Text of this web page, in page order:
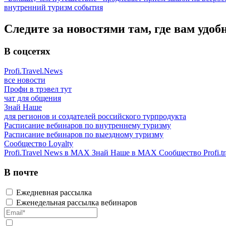
внутренний туризм события
Следите за новостями там, где вам
В соцсетях
Profi.Travel.News
все новости
Профи в трэвел тут
чат для общения
Знай Наше
для регионов и создателей российского турпродукта
Расписание вебинаров по внутреннему туризму
Расписание вебинаров по выездному туризму
Сообщество Loyalty
Profi.Travel News в MAX Знай Наше в MAX Сообщество
В почте
Ежедневная рассылка
Еженедельная рассылка вебинаров